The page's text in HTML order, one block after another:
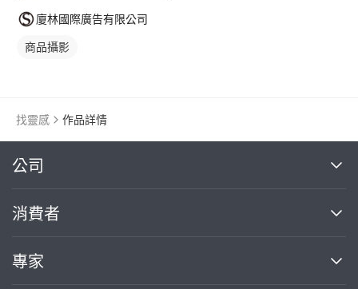
廈林國際廣告有限公司
商品攝影
找靈感 作品詳情
公司
關於我們
部落格
消費者
買服務
專家
繼續完成